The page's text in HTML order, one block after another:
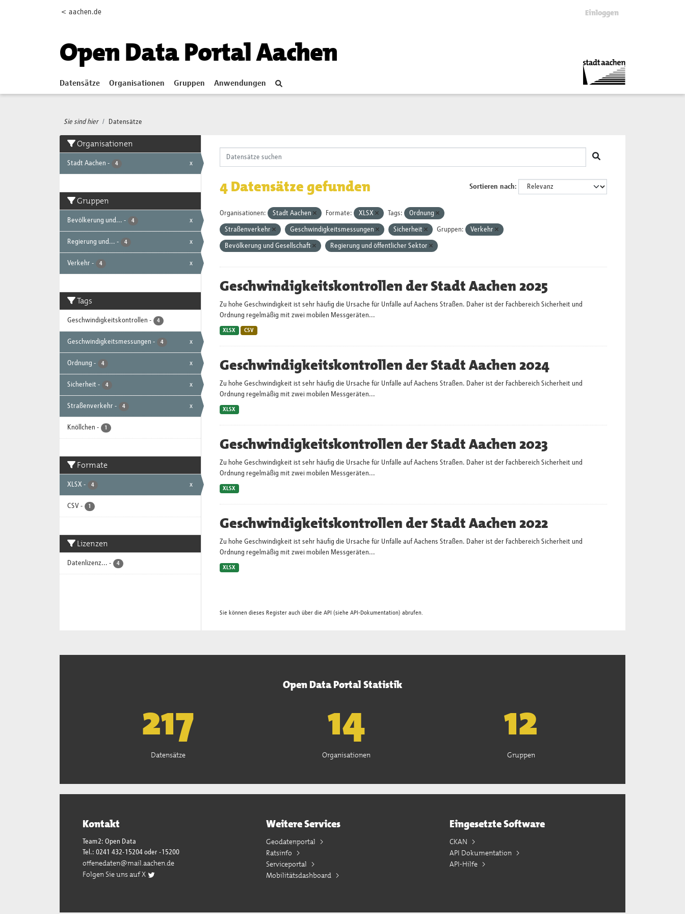
< aachen.de Einloggen
Open Data Portal Aachen
Datensätze Organisationen Gruppen Anwendungen
Sie sind hier Datensätze
Organisationen
Stadt Aachen - 4 x
Gruppen
Bevölkerung und... - 4 x
Regierung und... - 4 x
Verkehr - 4 x
Tags
Geschwindigkeitskontrollen - 4
Geschwindigkeitsmessungen - 4 x
Ordnung - 4 x
Sicherheit - 4 x
Straßenverkehr - 4 x
Knöllchen - 1
Formate
XLSX - 4 x
CSV - 1
Lizenzen
Datenlizenz... - 4
Sortieren nach
4 Datensätze gefunden
Organisationen: Stadt Aachen Formate: XLSX Tags: Ordnung
Straßenverkehr Geschwindigkeitsmessungen Sicherheit Gruppen: Verkehr
Bevölkerung und Gesellschaft Regierung und öffentlicher Sektor
Geschwindigkeitskontrollen der Stadt Aachen 2025
Zu hohe Geschwindigkeit ist sehr häufig die Ursache für Unfälle auf Aachens Straßen. Daher ist der Fachbereich Sicherheit und
Ordnung regelmäßig mit zwei mobilen Messgeräten...
XLSX CSV
Geschwindigkeitskontrollen der Stadt Aachen 2024
Zu hohe Geschwindigkeit ist sehr häufig die Ursache für Unfälle auf Aachens Straßen. Daher ist der Fachbereich Sicherheit und
Ordnung regelmäßig mit zwei mobilen Messgeräten...
XLSX
Geschwindigkeitskontrollen der Stadt Aachen 2023
Zu hohe Geschwindigkeit ist sehr häufig die Ursache für Unfälle auf Aachens Straßen. Daher ist der Fachbereich Sicherheit und
Ordnung regelmäßig mit zwei mobilen Messgeräten...
XLSX
Geschwindigkeitskontrollen der Stadt Aachen 2022
Zu hohe Geschwindigkeit ist sehr häufig die Ursache für Unfälle auf Aachens Straßen. Daher ist der Fachbereich Sicherheit und
Ordnung regelmäßig mit zwei mobilen Messgeräten...
XLSX
Sie können dieses Register auch über die API (siehe API-Dokumentation) abrufen.
Open Data Portal Statistik
221
Datensätze
15
Organisationen
13
Gruppen
Kontakt
Team2: Open Data
Tel.: 0241 432-15204 oder -15200
offenedaten@mail.aachen.de
Folgen Sie uns auf X
Weitere Services
Geodatenportal
Ratsinfo
Serviceportal
Mobilitätsdashboard
Eingesetzte Software
CKAN
API Dokumentation
API-Hilfe